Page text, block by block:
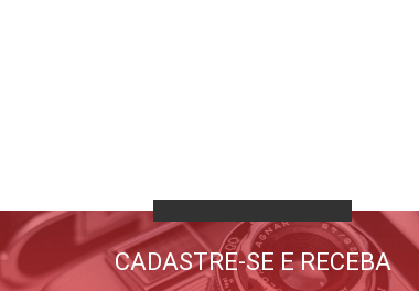
CADASTRE-SE E RECEBA